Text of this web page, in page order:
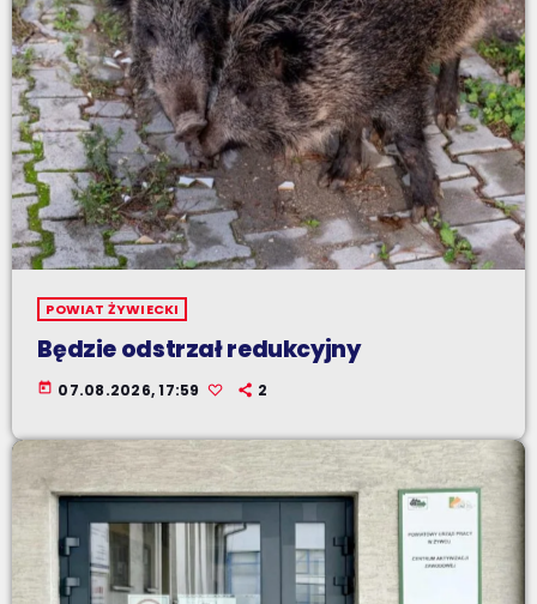
POWIAT ŻYWIECKI
Będzie odstrzał redukcyjny
today 07.08.2026, 17:59 2